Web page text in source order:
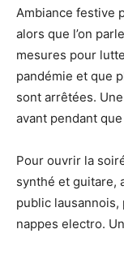
Ambiance festive
alors que l’on
mesures pour
pandémie et que
sont arrêtées.
avant pendant
Pour ouvrir la
synthé et guitare,
public
nappes electro.